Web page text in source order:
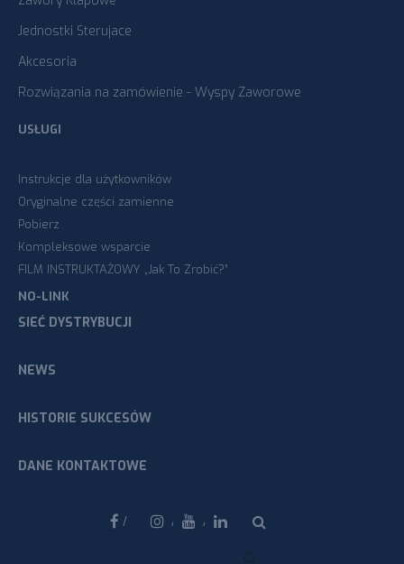
Jednostki Sterujace
Akcesoria
Rozwiązania na zamówienie - Wyspy Zaworowe
USŁUGI
Instrukcje dla użytkowników
Oryginalne części zamienne
Pobierz
Kompleksowe wsparcie
FILM INSTRUKTAŻOWY „Jak To Zrobić?”
NO-LINK
SIEĆ DYSTRYBUCJI
NEWS
HISTORIE SUKCESÓW
DANE KONTAKTOWE
Facebook